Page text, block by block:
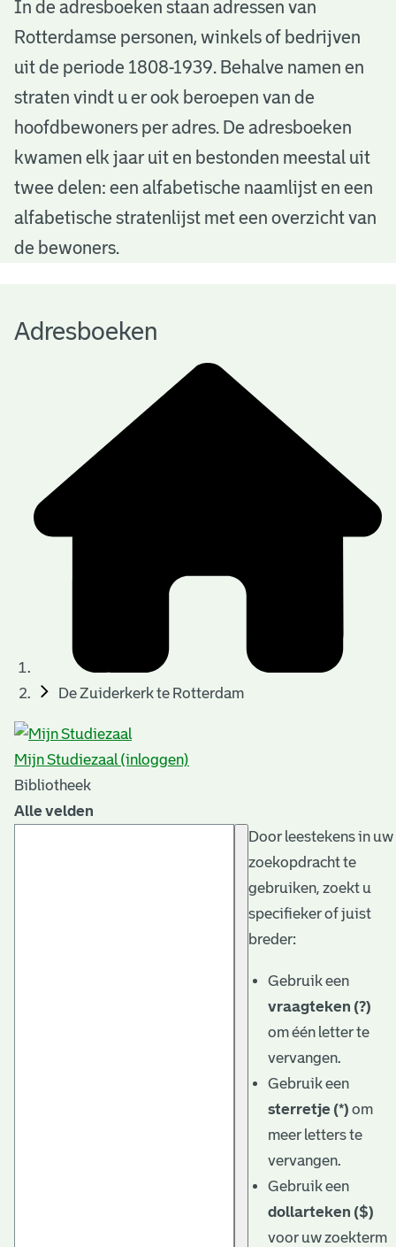
A
d
e
b
o
e
e
In de adresboeken staan adressen van
Rotterdamse personen, winkels of bedrijven
uit de periode 1808-1939. Behalve namen en
straten vindt u er ook beroepen van de
hoofdbewoners per adres. De adresboeken
kwamen elk jaar uit en bestonden meestal uit
twee delen: een alfabetische naamlijst en een
alfabetische stratenlijst met een overzicht van
de bewoners.
Adresboeken
De Zuiderkerk te Rotterdam
Mijn Studiezaal (inloggen)
Bibliotheek
Alle velden
Door leestekens in uw
zoekopdracht te
gebruiken, zoekt u
specifieker of juist
breder:
Gebruik een
vraagteken (?)
om één letter te
vervangen.
Gebruik een
sterretje (*) om
meer letters te
vervangen.
Gebruik een
dollarteken ($)
voor uw zoekterm